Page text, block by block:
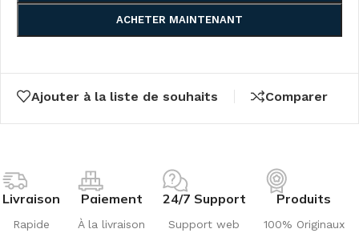
ACHETER MAINTENANT
Ajouter à la liste de souhaits Comparer
Livraison
Rapide
Paiement
À la livraison
24/7 Support
Support web
Produits
100% Originaux